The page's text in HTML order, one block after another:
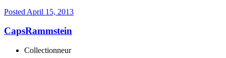
Posted April 15, 2013
CapsRammstein
Collectionneur